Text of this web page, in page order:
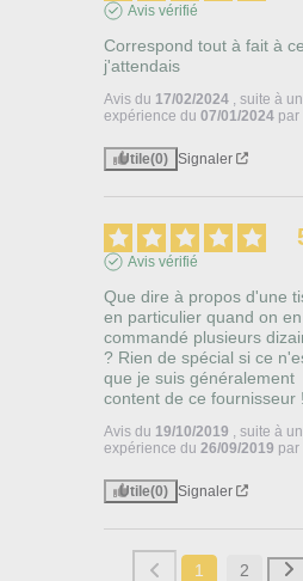
Avis vérifié
Correspond tout à fait à
j'attendais
Avis du 17/02/2024 , suite à
expérience du07/01/2024 par
Utile(0) Signaler
Avis vérifié
Que dire à propos d'une
en particulier quand on
commandé plusieurs
? Rien de spécial si ce
que je suis généralement
content de ce fournisseur
Avis du 19/10/2019 , suite à
expérience du26/09/2019 par
Utile(0) Signaler
1 2